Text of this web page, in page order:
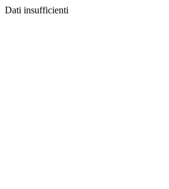
Dati insufficienti